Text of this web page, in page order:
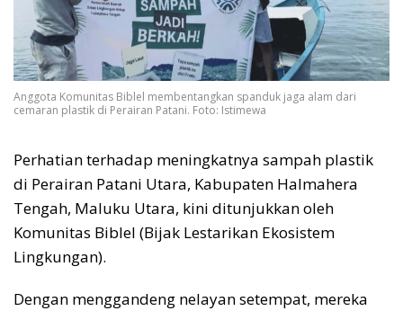
Anggota Komunitas Biblel membentangkan spanduk jaga alam dari
cemaran plastik di Perairan Patani. Foto: Istimewa
Perhatian terhadap meningkatnya sampah plastik
di Perairan Patani Utara, Kabupaten Halmahera
Tengah, Maluku Utara, kini ditunjukkan oleh
Komunitas Biblel (Bijak Lestarikan Ekosistem
Lingkungan).
Dengan menggandeng nelayan setempat, mereka